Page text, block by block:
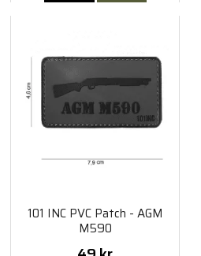
101 INC PVC Patch - AGM
M590